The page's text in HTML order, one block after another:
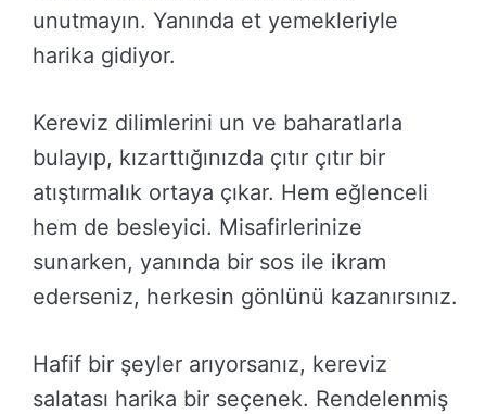
unutmayın. Yanında et yemekleriyle
harika gidiyor.
Kereviz dilimlerini un ve baharatlarla
bulayıp, kızarttığınızda çıtır çıtır bir
atıştırmalık ortaya çıkar. Hem eğlenceli
hem de besleyici. Misafirlerinize
sunarken, yanında bir sos ile ikram
ederseniz, herkesin gönlünü kazanırsınız.
Hafif bir şeyler arıyorsanız, kereviz
salatası harika bir seçenek. Rendelenmiş